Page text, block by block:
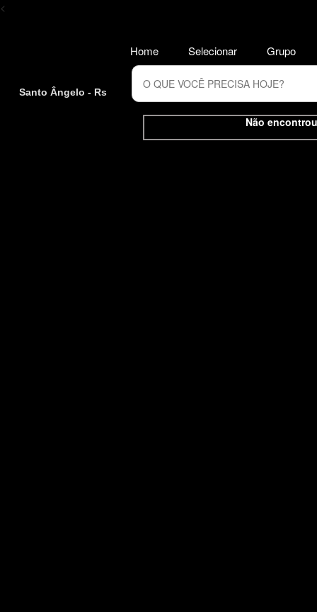
<
Santo Ângelo - Rs
Não
Home Selecionar Grupo